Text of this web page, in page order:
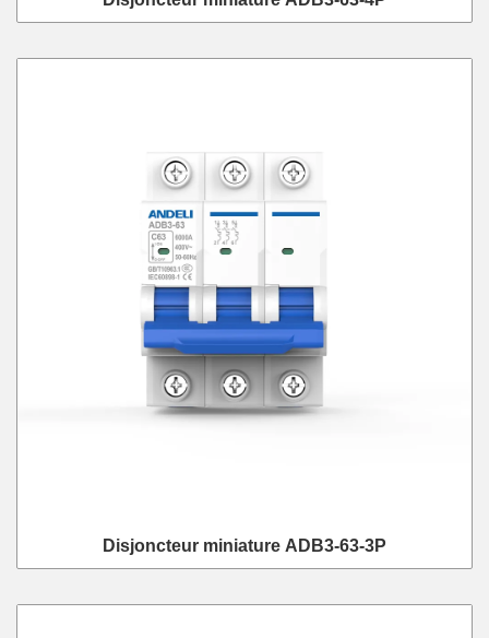
Disjoncteur miniature ADB3-63-3P